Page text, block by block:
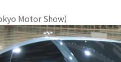
Motor Show)